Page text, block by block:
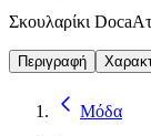
Σκουλαρίκι
Περιγραφή
Μόδα